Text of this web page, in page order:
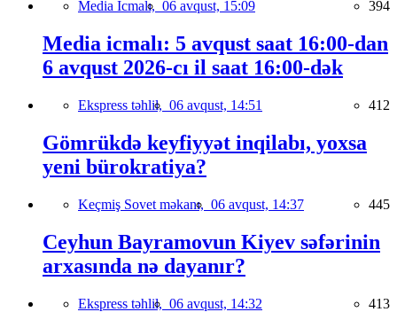
Media İcmalı, 06 avqust, 15:09 394
Media icmalı: 5 avqust saat 16:00-dan
6 avqust 2026-cı il saat 16:00-dək
Ekspress təhlil, 06 avqust, 14:51 412
Gömrükdə keyfiyyət inqilabı, yoxsa
yeni bürokratiya?
Keçmiş Sovet məkanı, 06 avqust, 14:37 445
Ceyhun Bayramovun Kiyev səfərinin
arxasında nə dayanır?
Ekspress təhlil, 06 avqust, 14:32 413